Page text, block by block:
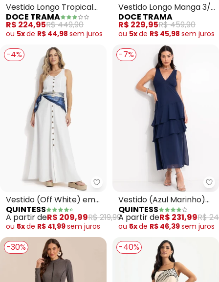
Vestido Longo Tropical
de Alça em Tule
(Estampado)
DOCE TRAMA
R$ 224,95R$ 449,90
ou 5xde R$ 44,98 sem juros
Vestido Longo Manga 3/4
com Amarração (Preto)
DOCE TRAMA
R$ 229,95R$ 459,90
ou 5xde R$ 45,98 sem juros
-4%
Quintess - Vestido (Off White)
Vestido (Off White) em
Jeans Leve
QUINTESS
A partir deR$ 209,99R$ 219,99
ou 5xde R$ 41,99sem juros
-7%
Vestido (Azul Marinho)
em Chiffon
QUINTESS
A partir deR$ 231,99R$
ou 5xde R$ 46,39sem juros
-30% -40%